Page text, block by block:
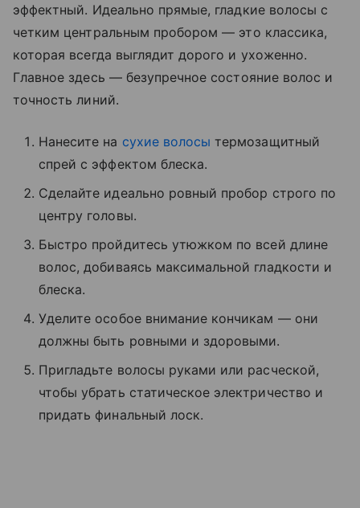
эффектный. Идеально прямые, гладкие волосы с
четким центральным пробором — это классика,
которая всегда выглядит дорого и ухоженно.
Главное здесь — безупречное состояние волос и
точность линий.
Нанесите на сухие волосы термозащитный
спрей с эффектом блеска.
Сделайте идеально ровный пробор строго по
центру головы.
Быстро пройдитесь утюжком по всей длине
волос, добиваясь максимальной гладкости и
блеска.
Уделите особое внимание кончикам — они
должны быть ровными и здоровыми.
Пригладьте волосы руками или расческой,
чтобы убрать статическое электричество и
придать финальный лоск.